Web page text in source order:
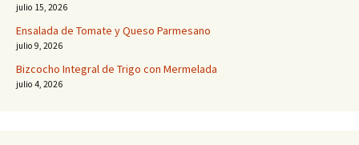
julio 15, 2026
Ensalada de Tomate y Queso Parmesano
julio 9, 2026
Bizcocho Integral de Trigo con Mermelada
julio 4, 2026